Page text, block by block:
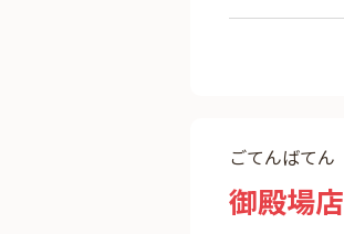
ごてんばてん
御殿場店